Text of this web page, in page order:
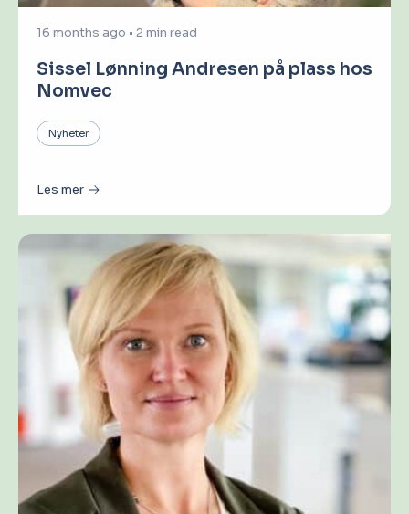
16 months ago • 2 min read
Sissel Lønning Andresen på plass hos
Nomvec
Nyheter
Les mer